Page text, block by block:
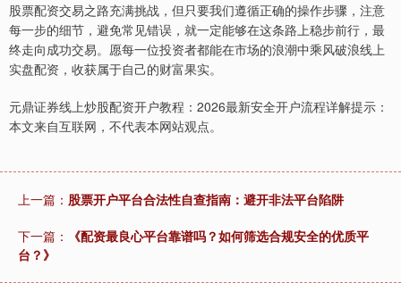
股票配资交易之路充满挑战，但只要我们遵循正确的操作步骤，注意
每一步的细节，避免常见错误，就一定能够在这条路上稳步前行，最
终走向成功交易。愿每一位投资者都能在市场的浪潮中乘风破浪线上
实盘配资，收获属于自己的财富果实。
元鼎证券线上炒股配资开户教程：2026最新安全开户流程详解提示：
本文来自互联网，不代表本网站观点。
上一篇： 股票开户平台合法性自查指南：避开非法平台陷阱
下一篇：
《配资最良心平台靠谱吗？如何筛选合规安全的优质平
台？》